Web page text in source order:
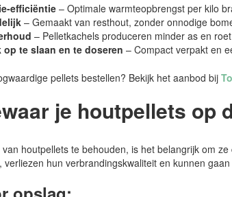
efficiëntie – Optimale warmteopbrengst per kilo
– Gemaakt van resthout, zonder onnodige
– Pelletkachels produceren minder as en
op te slaan en te doseren – Compact verpakt en
pellets bestellen? Bekijk het aanbod bij
je houtpellets op
houtpellets te behouden, is het belangrijk om ze
verliezen hun verbrandingskwaliteit en kunnen